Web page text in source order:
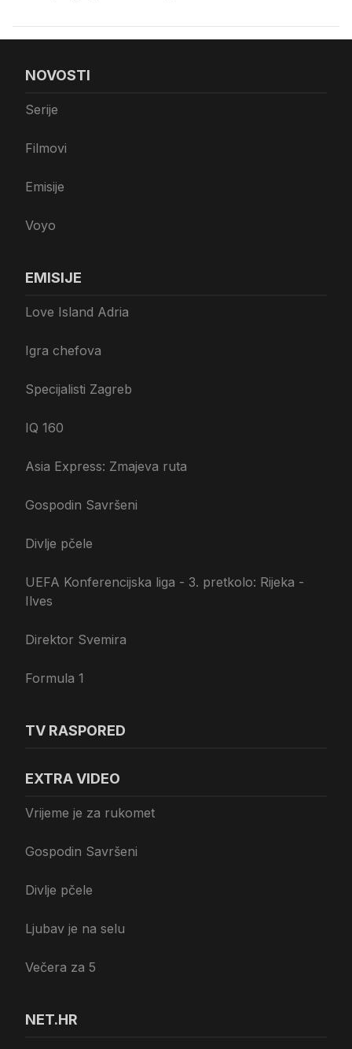
NOVOSTI
Serije
Filmovi
Emisije
Voyo
EMISIJE
Love Island Adria
Igra chefova
Specijalisti Zagreb
IQ 160
Asia Express: Zmajeva ruta
Gospodin Savršeni
Divlje pčele
UEFA Konferencijska liga - 3. pretkolo: Rijeka -
Ilves
Direktor Svemira
Formula 1
TV RASPORED
EXTRA VIDEO
Vrijeme je za rukomet
Gospodin Savršeni
Divlje pčele
Ljubav je na selu
Večera za 5
NET.HR